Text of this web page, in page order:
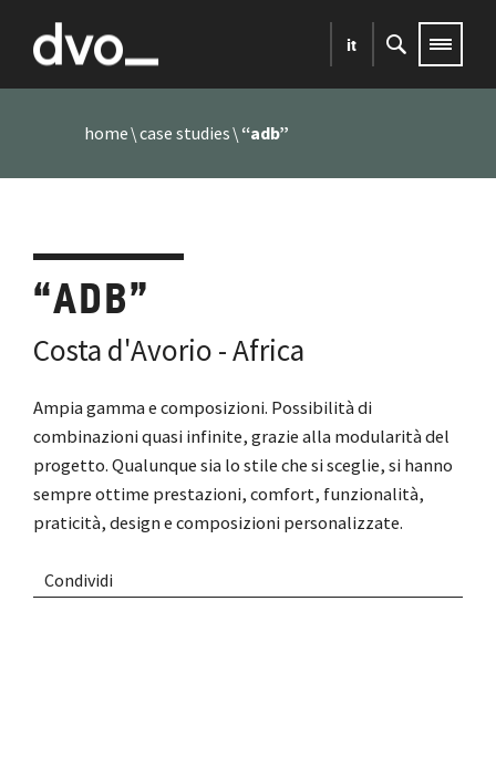
it
home case studies “adb”
“ADB”
Costa d'Avorio - Africa
Ampia gamma e composizioni. Possibilità di
combinazioni quasi infinite, grazie alla modularità del
progetto. Qualunque sia lo stile che si sceglie, si hanno
sempre ottime prestazioni, comfort, funzionalità,
praticità, design e composizioni personalizzate.
Condividi